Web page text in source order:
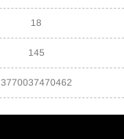
18
145
3770037470462